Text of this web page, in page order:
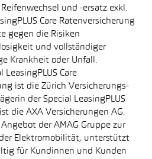
und -ersatz exkl.
Care Ratenversicherung
gegen die Risiken
und vollständiger
Krankheit oder Unfall.
LeasingPLUS Care
ist die Zürich Versicherungs-
der Special LeasingPLUS
die AXA Versicherungen AG.
der AMAG Gruppe zur
Elektromobilität, unterstützt
für Kundinnen und Kunden